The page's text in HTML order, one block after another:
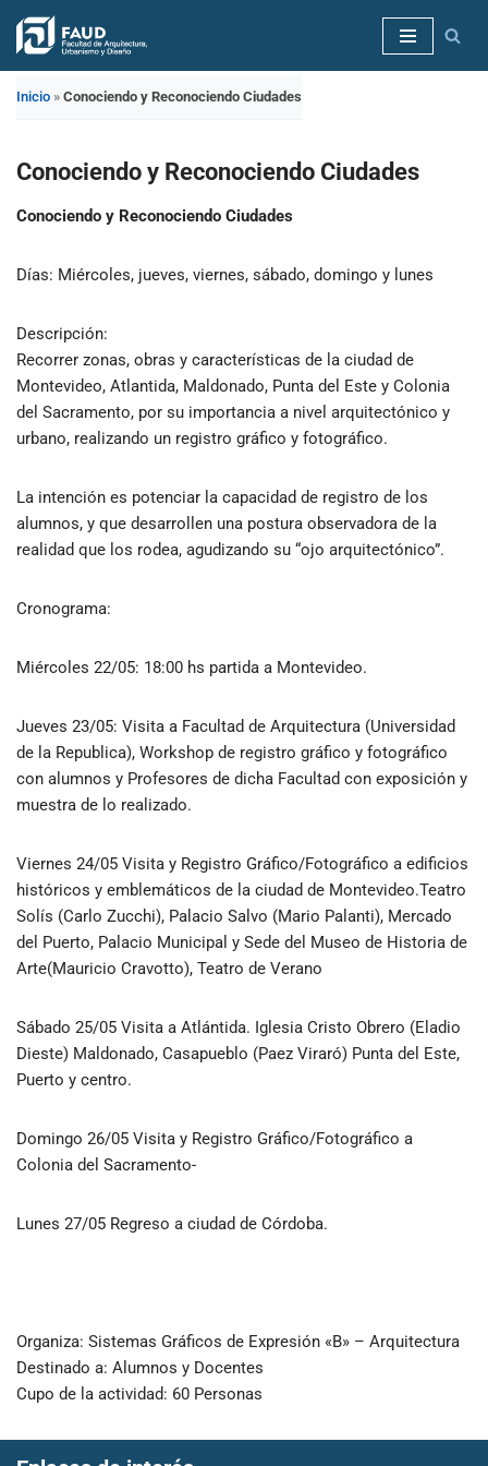
Saltar
Inicio » Conociendo y Reconociendo Ciudades
Conociendo y Reconociendo Ciudades
Conociendo y Reconociendo Ciudades
Días: Miércoles, jueves, viernes, sábado, domingo y lunes
Descripción:
Recorrer zonas, obras y características de la ciudad de
Montevideo, Atlantida, Maldonado, Punta del Este y Colonia
del Sacramento, por su importancia a nivel arquitectónico y
urbano, realizando un registro gráfico y fotográfico.
La intención es potenciar la capacidad de registro de los
alumnos, y que desarrollen una postura observadora de la
realidad que los rodea, agudizando su “ojo arquitectónico”.
Cronograma:
Miércoles 22/05: 18:00 hs partida a Montevideo.
Jueves 23/05: Visita a Facultad de Arquitectura (Universidad
de la Republica), Workshop de registro gráfico y fotográfico
con alumnos y Profesores de dicha Facultad con exposición y
muestra de lo realizado.
Viernes 24/05 Visita y Registro Gráfico/Fotográfico a edificios
históricos y emblemáticos de la ciudad de Montevideo.Teatro
Solís (Carlo Zucchi), Palacio Salvo (Mario Palanti), Mercado
del Puerto, Palacio Municipal y Sede del Museo de Historia de
Arte(Mauricio Cravotto), Teatro de Verano
Sábado 25/05 Visita a Atlántida. Iglesia Cristo Obrero (Eladio
Dieste) Maldonado, Casapueblo (Paez Viraró) Punta del Este,
Puerto y centro.
Domingo 26/05 Visita y Registro Gráfico/Fotográfico a
Colonia del Sacramento-
Lunes 27/05 Regreso a ciudad de Córdoba.
Organiza: Sistemas Gráficos de Expresión «B» – Arquitectura
Destinado a: Alumnos y Docentes
Cupo de la actividad: 60 Personas